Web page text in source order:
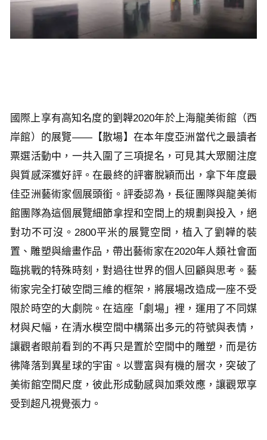
國際上享有高知名度的劉韡2020年於上海龍美術館（西
岸館）的展覽——【散場】在本年度亞洲當代之最讀者
票選活動中，一共入圍了三項提名，可見其大眾關注度
與質感深獲好評。在最終的評審脫穎而出，拿下年度最
佳亞洲藝術家個展頭銜。評委認為，長征團隊與龍美術
館團隊為這個展覽細節拿捏和空間上的規劃與投入，絕
對功不可沒。2800平米的展覽空間，植入了劉韡的裝
置、雕塑與繪畫作品，帶出藝術家在2020年人類社會面
臨挑戰的特殊時刻，對過往世界的個人回顧與思考。藝
術家完全打破空間三維的框架，將展場改造成一座不受
限於時空的大劇院。在這座「劇場」裡，運用了不同媒
材與尺幅，在清水模空間中構築出多元的符號與表情，
讓觀者眼前看到的不再只是置於空間中的雕塑，而是彷
彿降落到異星球的宇宙。以豐富與有機的層次，突破了
美術館空間尺度，彼此形成動感與加乘效應，讓觀眾享
受到超凡視覺張力。